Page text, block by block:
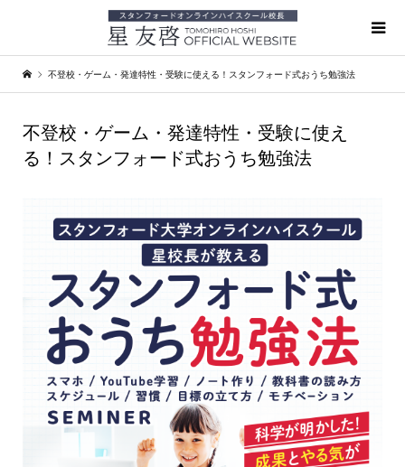
不登校・ゲーム・発達特性・受験に使える！スタンフォード式おうち勉強法
不登校・ゲーム・発達特性・受験に使え
る！スタンフォード式おうち勉強法